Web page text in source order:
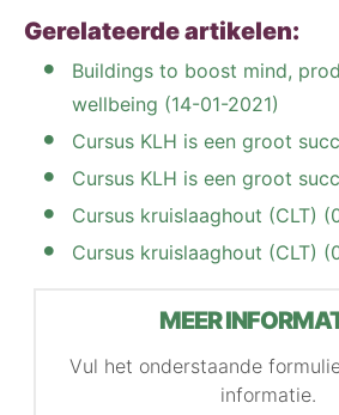
Gerelateerde artikelen:
Buildings to boost mind,
wellbeing (14-01-2021)
Cursus KLH is een groot
Cursus KLH is een groot
Cursus kruislaaghout (CLT)
Cursus kruislaaghout (CLT)
MEER
Vul het onderstaande
informatie.